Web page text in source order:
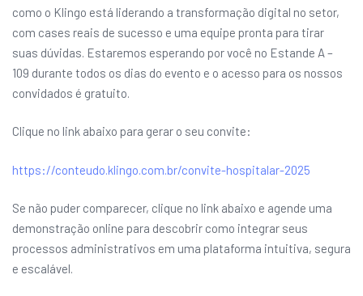
como o Klingo está liderando a transformação digital no setor,
com cases reais de sucesso e uma equipe pronta para tirar
suas dúvidas. Estaremos esperando por você no Estande A –
109 durante todos os dias do evento e o acesso para os nossos
convidados é gratuito.
Clique no link abaixo para gerar o seu convite:
https://conteudo.klingo.com.br/convite-hospitalar-2025
Se não puder comparecer, clique no link abaixo e agende uma
demonstração online para descobrir como integrar seus
processos administrativos em uma plataforma intuitiva, segura
e escalável.